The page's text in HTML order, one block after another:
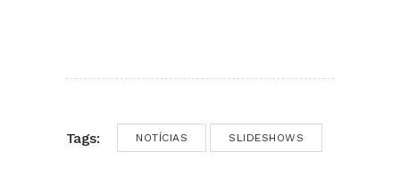
Tags: NOTÍCIAS SLIDESHOWS